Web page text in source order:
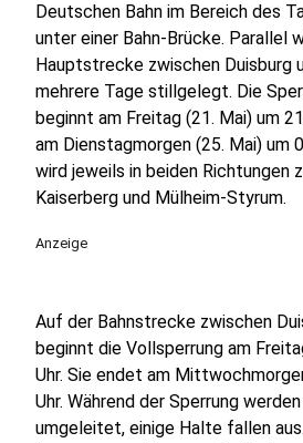
Deutschen Bahn im Bereich des
unter einer Bahn-Brücke. Parallel
Hauptstrecke zwischen Duisburg
mehrere Tage stillgelegt. Die
beginnt am Freitag (21. Mai) um
am Dienstagmorgen (25. Mai) um
wird jeweils in beiden Richtungen
Kaiserberg und Mülheim-Styrum.
Anzeige
Auf der Bahnstrecke zwischen
beginnt die Vollsperrung am
Uhr. Sie endet am
Uhr. Während der Sperrung
umgeleitet, einige Halte fallen